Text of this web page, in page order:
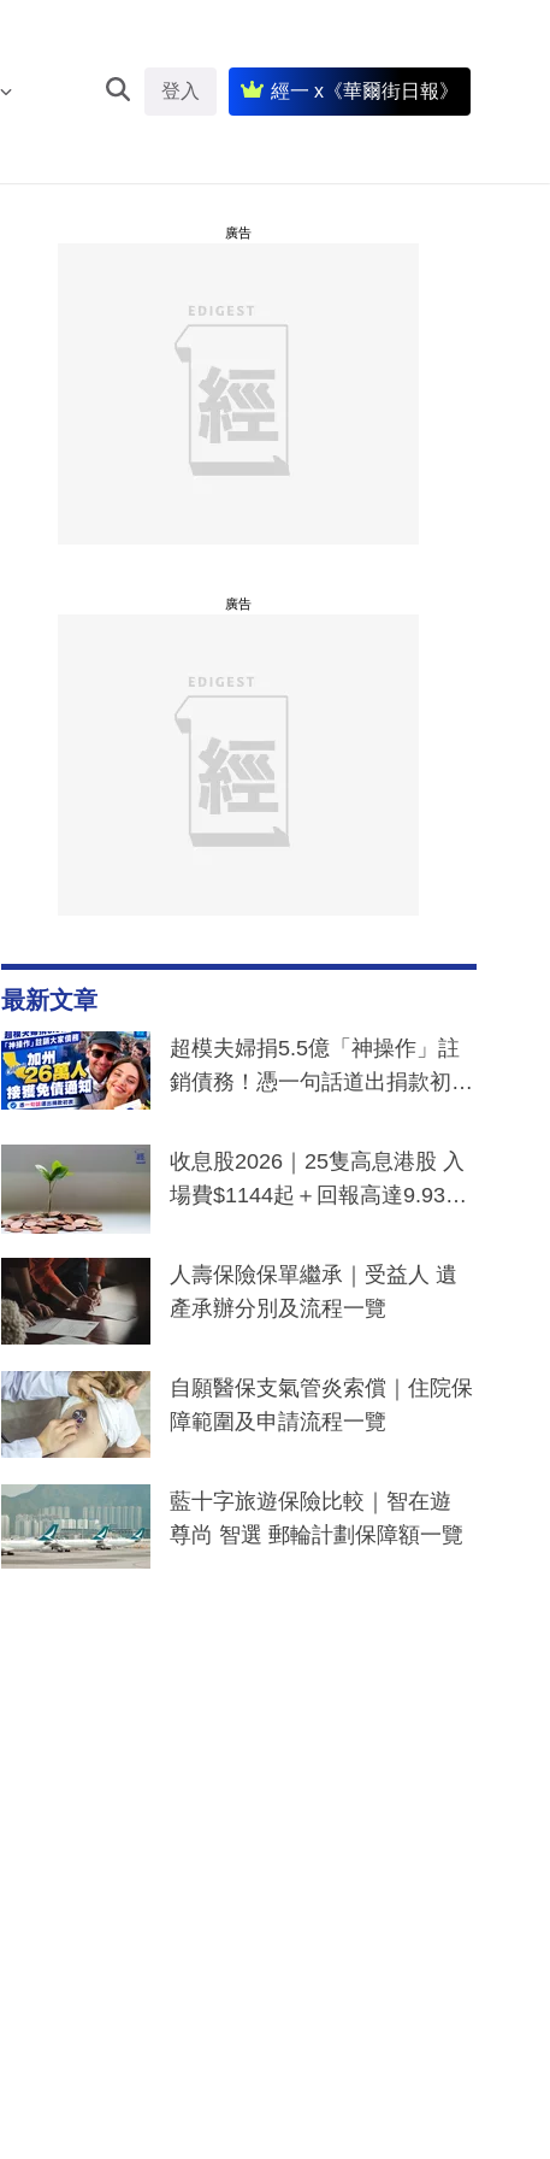
登入 經一 x《華爾街日報》
廣告
廣告
最新文章
超模夫婦捐5.5億「神操作」註
銷債務！憑一句話道出捐款初
一度被誤當詐騙手段
收息股2026｜25隻高息港股 入
場費$1144起＋回報高達9.93
人壽保險保單繼承｜受益人 遺
產承辦分別及流程一覽
自願醫保支氣管炎索償｜住院保
障範圍及申請流程一覽
藍十字旅遊保險比較｜智在遊
尊尚 智選 郵輪計劃保障額一覽